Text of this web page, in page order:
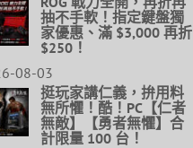
抽不手軟！指定鍵盤獨
家優惠、滿 $3,000 再折
$250！
08-03
挺玩家講仁義，拚用料
無所懼！酷！PC【仁者
無敵】【勇者無懼】合
計限量 100 台！